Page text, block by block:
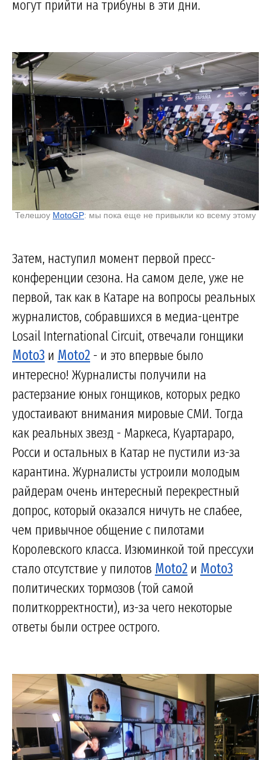
могут прийти на трибуны в эти дни.
Телешоу MotoGP: мы пока еще не привыкли ко всему этому
Затем, наступил момент первой пресс-
конференции сезона. На самом деле, уже не
первой, так как в Катаре на вопросы реальных
журналистов, собравшихся в медиа-центре
Losail International Circuit, отвечали гонщики
Moto3 и Moto2 - и это впервые было
интересно! Журналисты получили на
растерзание юных гонщиков, которых редко
удостаивают внимания мировые СМИ. Тогда
как реальных звезд - Маркеса, Куартараро,
Росси и остальных в Катар не пустили из-за
карантина. Журналисты устроили молодым
райдерам очень интересный перекрестный
допрос, который оказался ничуть не слабее,
чем привычное общение с пилотами
Королевского класса. Изюминкой той прессухи
стало отсутствие у пилотов Moto2 и Moto3
политических тормозов (той самой
политкорректности), из-за чего некоторые
ответы были острее острого.